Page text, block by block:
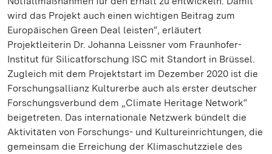
wird das Projekt auch einen wichtigen Beitrag zum
Europäischen Green Deal leisten“, erläutert
Projektleiterin Dr. Johanna Leissner vom Fraunhofer-
Institut für Silicatforschung ISC mit Standort in Brüssel.
Zugleich mit dem Projektstart im Dezember 2020 ist die
Forschungsallianz Kulturerbe auch als erster deutscher
Forschungsverbund dem „Climate Heritage Network“
beigetreten. Das internationale Netzwerk bündelt die
Aktivitäten von Forschungs- und Kultureinrichtungen, die
gemeinsam die Erreichung der Klimaschutzziele des